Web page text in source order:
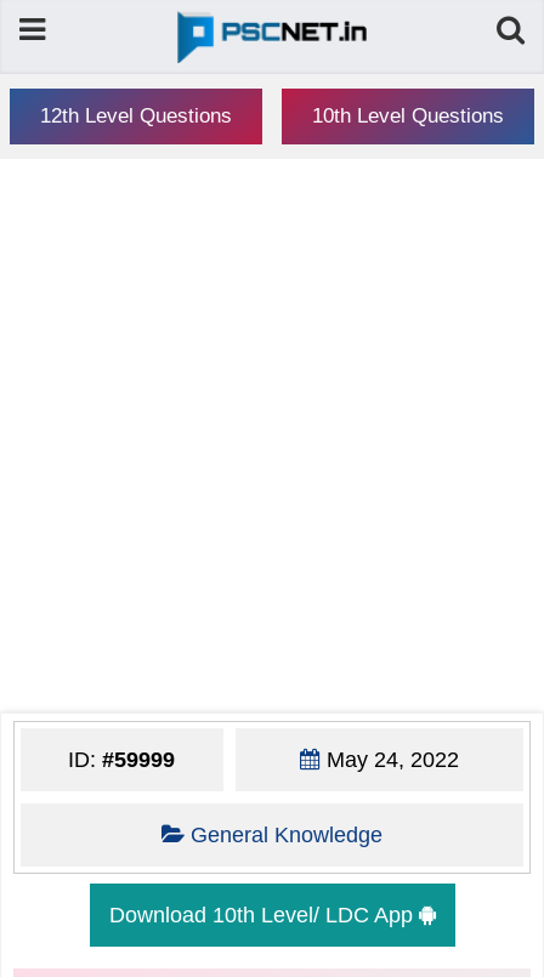
12th Level Questions 10th Level Questions
ID:#59999 May 24, 2022
General Knowledge
Download 10th Level/ LDC App